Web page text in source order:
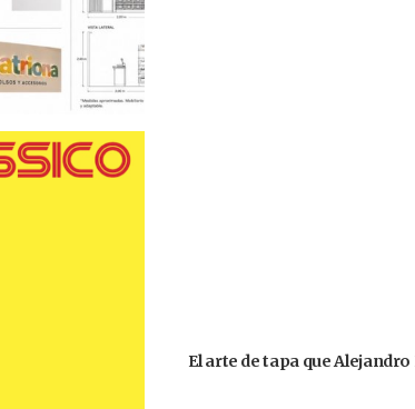
El arte de tapa que